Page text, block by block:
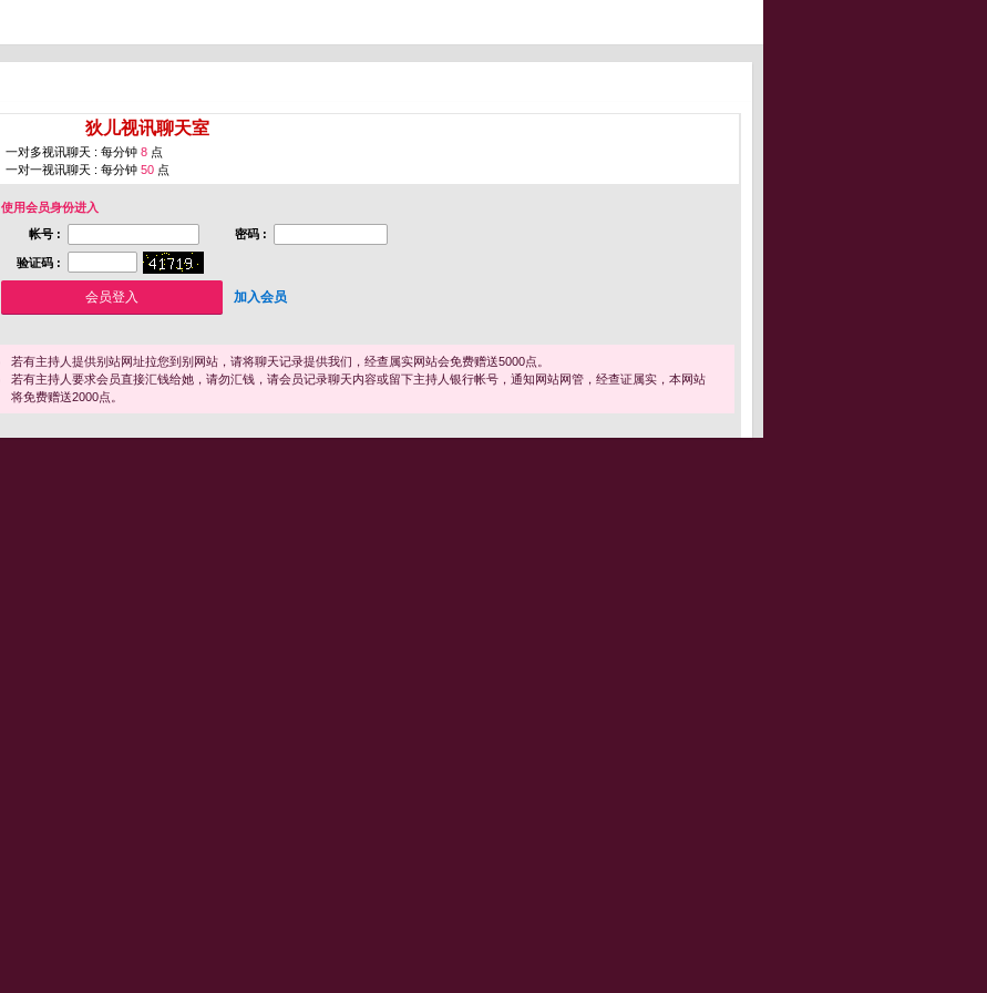
狄儿视讯聊天室
一对多视讯聊天 : 每分钟 8 点
一对一视讯聊天 : 每分钟 50 点
使用会员身份进入
帐号 :
密码 :
验证码 :
加入会员
若有主持人提供别站网址拉您到别网站，请将聊天记录提供我们，经查属实网站会免费赠送5000点。
若有主持人要求会员直接汇钱给她，请勿汇钱，请会员记录聊天内容或留下主持人银行帐号，通知网站网管，经查证属实，本网站
将免费赠送2000点。